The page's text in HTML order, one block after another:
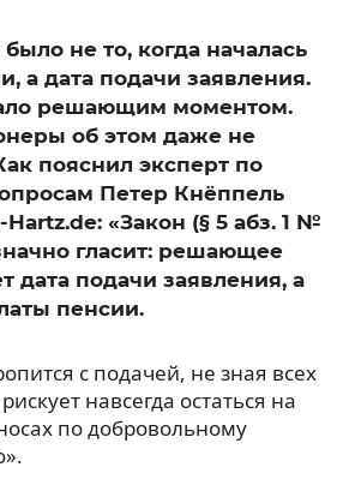
не то, когда началась
а дата подачи заявления.
решающим моментом.
об этом даже не
пояснил эксперт по
Петер Кнёппель
«Закон (§ 5 абз. 1 №
гласит: решающее
дата подачи заявления, а
пенсии.
с подачей, не зная всех
навсегда остаться на
по добровольному